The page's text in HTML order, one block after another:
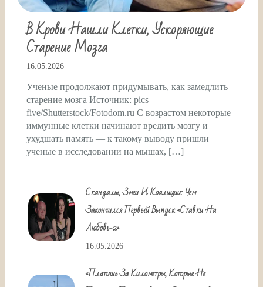
В Крови Нашли Клетки, Ускоряющие
Старение Мозга
16.05.2026
Ученые продолжают придумывать, как замедлить
старение мозга Источник: pics
five/Shutterstock/Fotodom.ru С возрастом некоторые
иммунные клетки начинают вредить мозгу и
ухудшать память — к такому выводу пришли
ученые в исследовании на мышах, […]
Скандалы, Змеи И Коалиции: Чем
Закончился Первый Выпуск «Ставки На
Любовь-2»
16.05.2026
«Платишь За Километры, Которые Не